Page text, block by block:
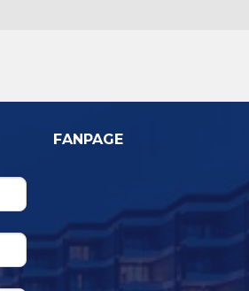
FANPAGE